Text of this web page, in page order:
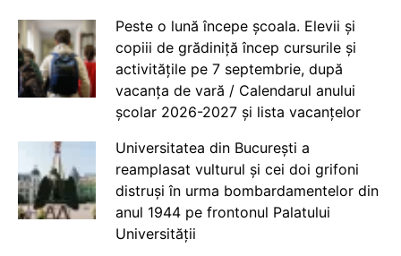
Peste o lună începe școala. Elevii și
copiii de grădiniță încep cursurile și
activitățile pe 7 septembrie, după
vacanța de vară / Calendarul anului
școlar 2026-2027 și lista vacanțelor
Universitatea din București a
reamplasat vulturul și cei doi grifoni
distruși în urma bombardamentelor din
anul 1944 pe frontonul Palatului
Universității